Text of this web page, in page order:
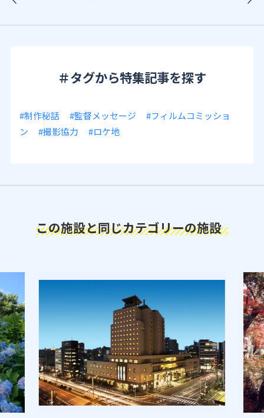
＃タグから特集記事を探す
#制作秘話 #監督メッセージ
#フィルムコミッショ
ン
#撮影協力 #ロケ地
この施設と同じカテゴリーの施設